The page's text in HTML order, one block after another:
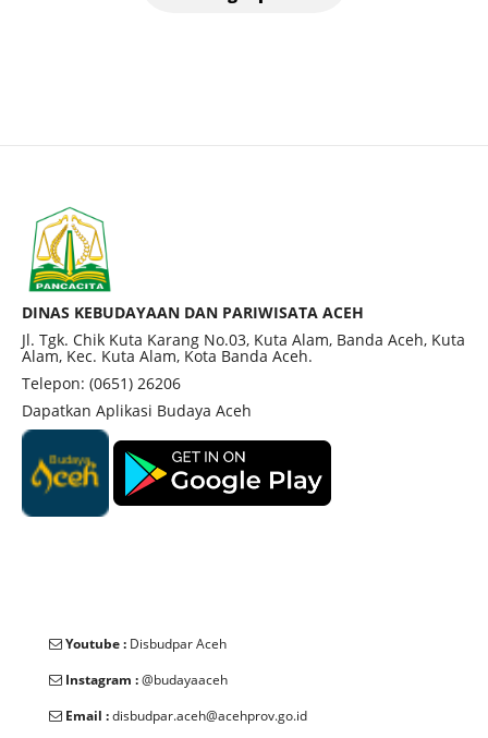
Siah dengan kelompok Syiah secara langsung,
mengingat sejarah masuknya Islam Syiah ke Aceh
sudah berlangsung jauh sebelum itu.
DINAS KEBUDAYAAN DAN PARIWISATA ACEH
Jl. Tgk. Chik Kuta Karang No.03, Kuta Alam, Banda Aceh, Kuta
Alam, Kec. Kuta Alam, Kota Banda Aceh.
Telepon: (0651) 26206
Dapatkan Aplikasi Budaya Aceh
Youtube : Disbudpar Aceh
Instagram :@budayaaceh
Email :disbudpar.aceh@acehprov.go.id